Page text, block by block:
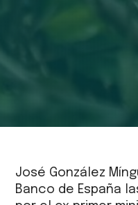
José González
Banco de España